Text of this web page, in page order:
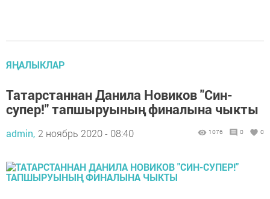
ЯҢАЛЫКЛАР
Татарстаннан Данила Новиков "Син-
супер!" тапшыруының финалына чыкты
admin, 2 ноябрь 2020 - 08:40 1076 0 0